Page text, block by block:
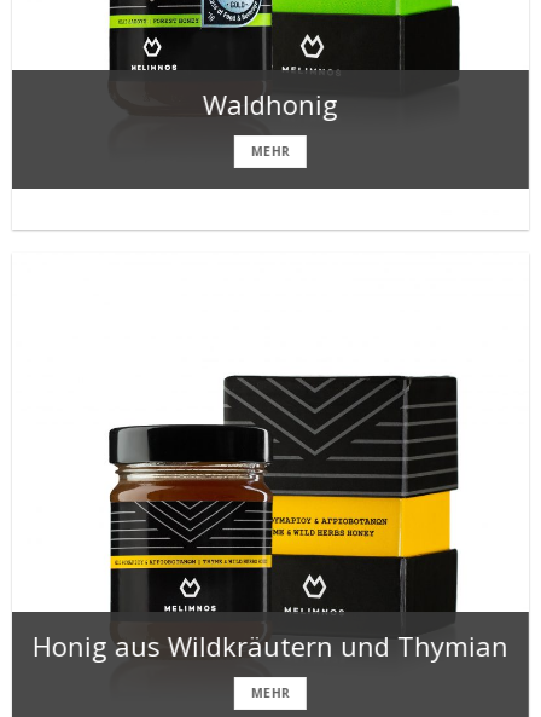
Waldhonig
MEHR
Honig aus Wildkräutern und Thymian
MEHR